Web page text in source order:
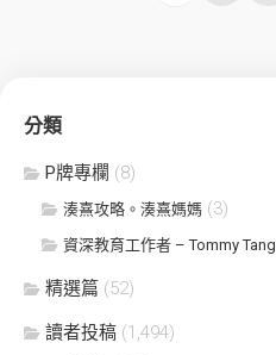
分類
P牌專欄 (8)
湊熹攻略。湊熹媽媽 (3)
資深教育工作者 – Tommy Tang
精選篇 (52)
讀者投稿 (1,494)